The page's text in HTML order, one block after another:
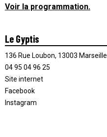
Voir la programmation.
Le Gyptis
136 Rue Loubon, 13003 Marseille
04 95 04 96 25
Site internet
Facebook
Instagram